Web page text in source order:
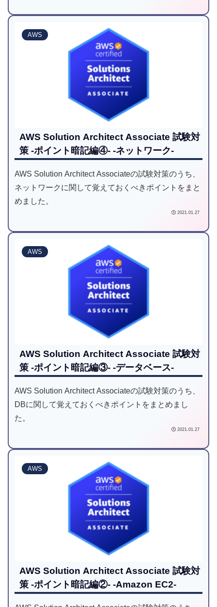
AWS
AWS Solution Architect Associate 試験対
策 -ポイント暗記編④- -ネットワーク-
AWS Solution Architect Associateの試験対策のうち、
ネットワークに関して覚えておくべきポイントをまと
めました。
2021.01.27
AWS
AWS Solution Architect Associate 試験対
策 -ポイント暗記編③- -データベース-
AWS Solution Architect Associateの試験対策のうち、
DBに関して覚えておくべきポイントをまとめまし
た。
2021.01.27
AWS
AWS Solution Architect Associate 試験対
策 -ポイント暗記編②- -Amazon EC2-